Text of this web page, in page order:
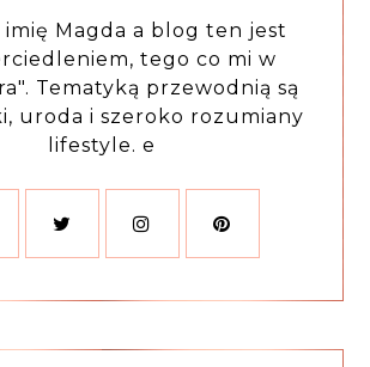
imię Magda a blog ten jest
tego co mi w
Tematyką przewodnią są
uroda i szeroko rozumiany
lifestyle. e